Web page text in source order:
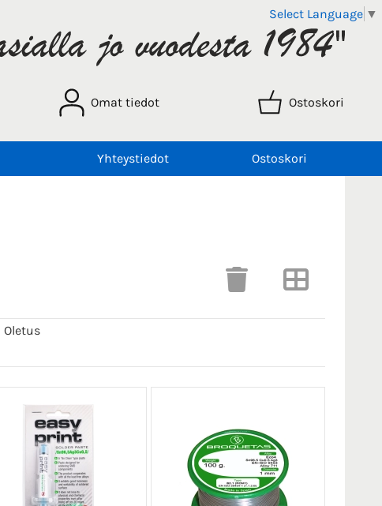
Select Language ▼
Omat tiedot Ostoskori
Yhteystiedot Ostoskori
Oletus